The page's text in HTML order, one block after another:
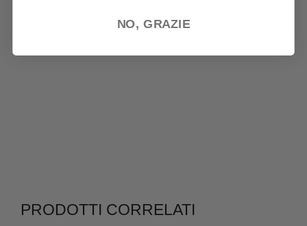
PRODOTTI CORRELATI
NO, GRAZIE